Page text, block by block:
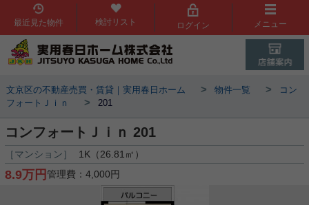
最近見た物件 検討リスト ログイン メニュー
文京区の不動産売買・賃貸｜実用春日ホーム > 物件一覧 >
コン
フォートＪｉｎ
> 201
コンフォートＪｉｎ 201
［マンション］ 1K（26.81㎡）
8.9万円 管理費：4,000円